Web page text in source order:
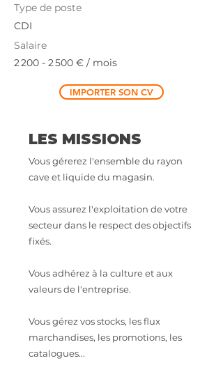
Type de poste
CDI
Salaire
2 200 - 2 500 € / mois
IMPORTER SON CV
LES MISSIONS
Vous gérerez l'ensemble du rayon
cave et liquide du magasin.
Vous assurez l'exploitation de votre
secteur dans le respect des objectifs
fixés.
Vous adhérez à la culture et aux
valeurs de l'entreprise.
Vous gérez vos stocks, les flux
marchandises, les promotions, les
catalogues...